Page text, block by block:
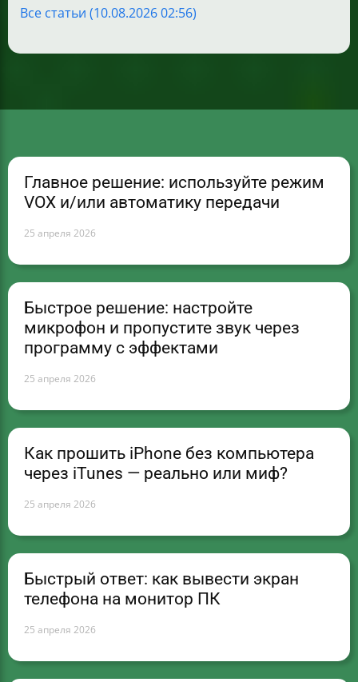
Все статьи (10.08.2026 02:56)
Главное решение: используйте режим
VOX и/или автоматику передачи
25 апреля 2026
Быстрое решение: настройте
микрофон и пропустите звук через
программу с эффектами
25 апреля 2026
Как прошить iPhone без компьютера
через iTunes — реально или миф?
25 апреля 2026
Быстрый ответ: как вывести экран
телефона на монитор ПК
25 апреля 2026